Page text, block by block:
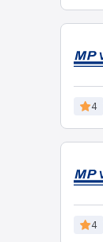
4
4